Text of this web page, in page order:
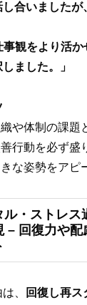
合いましたが
事観をより活
ました。」
や体制の課題
行動を必ず盛
な姿勢をアピ
・ストレス
– 回復力や配
、
回復し再ス